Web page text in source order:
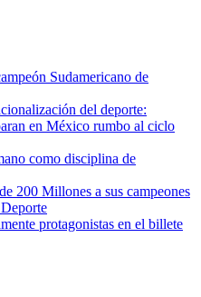
Sudamericano de
del deporte:
en México rumbo al ciclo
como disciplina de
200 Millones a sus campeones
protagonistas en el billete